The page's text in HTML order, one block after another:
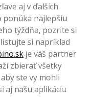
aj v ďalších
ponúka najlepšiu
týždňa, pozrite si
si napríklad
je váš partner
zbierať všetky
ste vy mohli
aj našu aplikáciu